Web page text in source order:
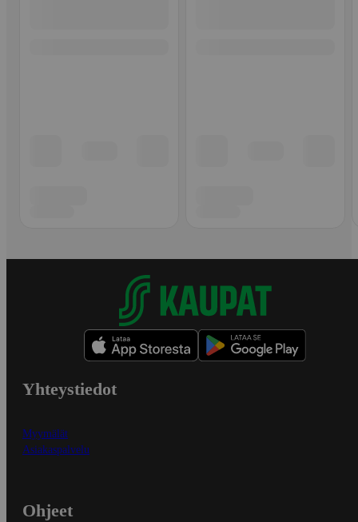
Yhteystiedot
Myymälät
Asiakaspalvelu
Ohjeet